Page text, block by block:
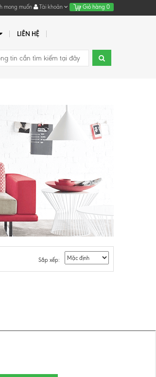
mong muốn Tài khoản Giỏ hàng 0
LIÊN HỆ
Sắp xếp: